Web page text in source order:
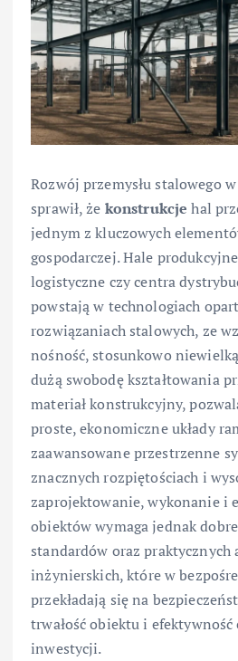
Rozwój przemysłu stalowego
sprawił, że konstrukcje hal
jednym z kluczowych
gospodarczej. Hale
logistyczne czy centra
powstają w technologiach
rozwiązaniach stalowych, ze
nośność, stosunkowo
dużą swobodę kształtowania
materiał konstrukcyjny,
proste, ekonomiczne układy
zaawansowane przestrzenne
znacznych rozpiętościach i
zaprojektowanie, wykonanie i
obiektów wymaga jednak
standardów oraz praktycznych
inżynierskich, które w
przekładają się na
trwałość obiektu i
inwestycji.